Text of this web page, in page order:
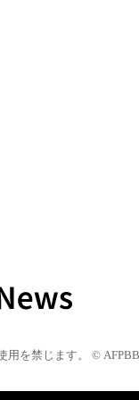
用を禁じます。 © AFPBB